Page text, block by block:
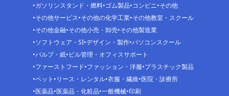
ガソリンスタンド・燃料 ゴム製品 コンビニ その他
その他サービス その他の化学工業 その他教室・スクール
その他金融 その他小売・卸売 その他製造業
ソフトウェア・SI デザイン・製作 パソコンスクール
パルプ・紙 ビル管理・オフィスサポート
ファーストフード ファッション・洋服 プラスチック製品
ペット リース・レンタル 衣服・繊維 医院・診療所
医薬品 医薬品・化粧品 一般機械 印刷